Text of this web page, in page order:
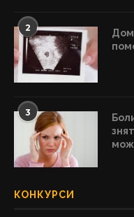
2
3
КОНКУРСИ